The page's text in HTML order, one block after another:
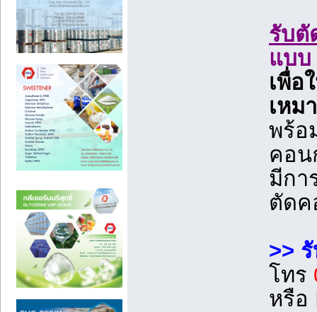
รับตั
แบบ
เพื่อ
เหม
พร้อ
คอน
มีกา
ตัดค
>>
โทร
หรือ